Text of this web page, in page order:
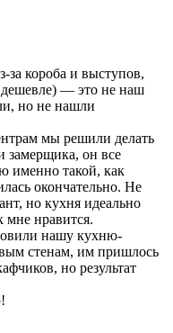
за короба и выступов,
дешевле) — это не наш
но не нашли
мы решили делать
замерщика, он все
именно такой, как
окончательно. Не
но кухня идеально
мне нравится.
нашу кухню-
стенам, им пришлось
но результат